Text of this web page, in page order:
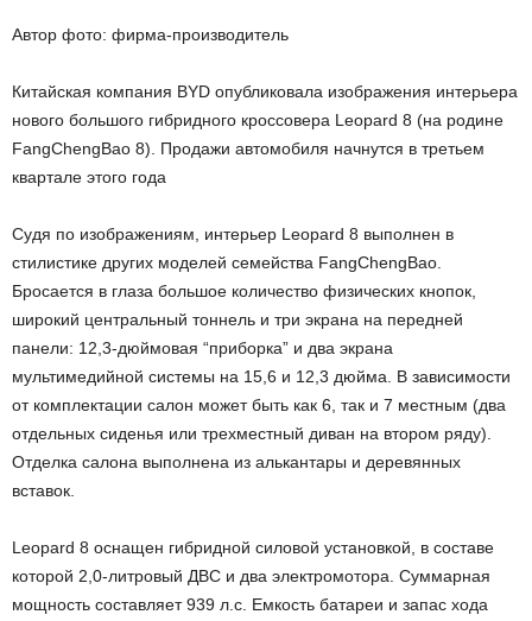
Автор фото: фирма-производитель
Китайская компания BYD опубликовала изображения интерьера
нового большого гибридного кроссовера Leopard 8 (на родине
FangChengBao 8). Продажи автомобиля начнутся в третьем
квартале этого года
Судя по изображениям, интерьер Leopard 8 выполнен в
стилистике других моделей семейства FangChengBao.
Бросается в глаза большое количество физических кнопок,
широкий центральный тоннель и три экрана на передней
панели: 12,3-дюймовая “приборка” и два экрана
мультимедийной системы на 15,6 и 12,3 дюйма. В зависимости
от комплектации салон может быть как 6, так и 7 местным (два
отдельных сиденья или трехместный диван на втором ряду).
Отделка салона выполнена из алькантары и деревянных
вставок.
Leopard 8 оснащен гибридной силовой установкой, в составе
которой 2,0-литровый ДВС и два электромотора. Суммарная
мощность составляет 939 л.с. Емкость батареи и запас хода